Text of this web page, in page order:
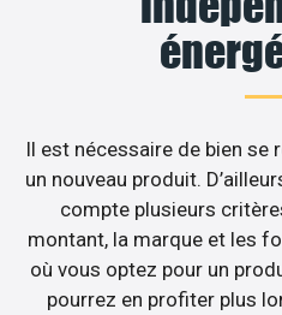
Il est nécessaire de bien se
un nouveau produit.
compte plusieurs
montant, la marque et les
où vous optez pour un
pourrez en profiter plus